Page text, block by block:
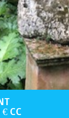
CC